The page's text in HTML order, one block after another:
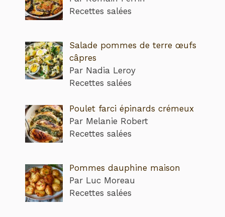
Recettes salées
Salade pommes de terre œufs
câpres
Par Nadia Leroy
Recettes salées
Poulet farci épinards crémeux
Par Melanie Robert
Recettes salées
Pommes dauphine maison
Par Luc Moreau
Recettes salées